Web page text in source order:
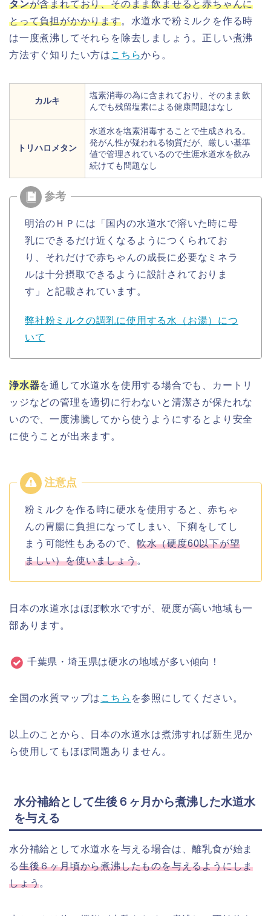
タンが含まれており、そのまま飲ませると赤ちゃんに
とって負担がかかります。水道水で粉ミルクを作る時
は一度煮沸してそれらを除去しましょう。正しい煮沸
方法すぐ知りたい方は こちらから。
カルキ
塩素消毒の為に含まれており、そのまま飲
んでも残留塩素による健康問題はなし
トリハロメタン
水道水を塩素消毒することで生成される。
発がん性が疑われる物質だが、厳しい基準
値で管理されているので生涯水道水を飲み
続けても問題なし
明治のＨＰには「国内の水道水で溶いた時に母
乳にできるだけ近くなるようにつくられてお
り、それだけで赤ちゃんの成長に必要なミネラ
ルは十分摂取できるように設計されておりま
す」と記載されています。
弊社粉ミルクの調乳に使用する水（お湯）につ
いて
浄水器を通して水道水を使用する場合でも、カートリ
ッジなどの管理を適切に行わないと清潔さが保たれな
いので、一度沸騰してから使うようにするとより安全
に使うことが出来ます。
粉ミルクを作る時に硬水を使用すると、赤ちゃ
んの胃腸に負担になってしまい、下痢をしてし
まう可能性もあるので、 軟水（硬度60以下が望
ましい）を使いましょう。
日本の水道水はほぼ軟水ですが、硬度が高い地域も一
部あります。
千葉県・埼玉県は硬水の地域が多い傾向！
全国の水質マップは こちら を参照にしてください。
以上のことから、日本の水道水は煮沸すれば新生児か
ら使用してもほぼ問題ありません。
水分補給として生後６ヶ月から煮沸した水道水
を与える
水分補給として水道水を与える場合は、離乳食が始ま
る生後６ヶ月頃から煮沸したものを与えるようにしま
しょう。